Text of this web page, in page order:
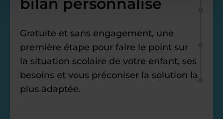
Gratuite et sans engagement, une
première étape pour faire le point sur
la situation scolaire de votre enfant, ses
besoins et vous préconiser la solution la
plus adaptée.